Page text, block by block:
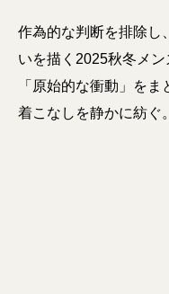
作為的な判断を排除し
いを描く2025秋冬メ
「原始的な衝動」を
着こなしを静かに紡ぐ。